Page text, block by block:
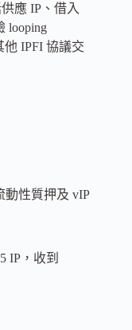
應 IP、借入
looping
他 IPFI 協議交
動性質押及 vIP
IP，收到